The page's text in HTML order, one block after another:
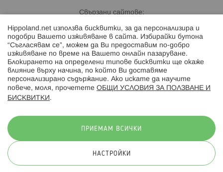
Свързани сайтове:
Hippoland.ro
Последвайте ни:
© 2026 Hippoland.net. Всички права запазени
Hippoland.net използва бисквитки, за да персонализира и
подобри Вашето изживяване в сайта. Избирайки бутона
“Съгласявам се”, можем да Ви предоставим по-добро
изживяване по време на Вашето онлайн пазаруване.
Блокирането на определени типове бисквитки ще окаже
влияние върху начина, по който Ви доставяме
персонализирано съдържание. Ако искате да научите
повече, моля, прочетете ОБЩИ УСЛОВИЯ ЗА ПОЛЗВАНЕ И
БИСКВИТКИ .
ПРИЕМАМ ВСИЧКИ
НАСТРОЙКИ